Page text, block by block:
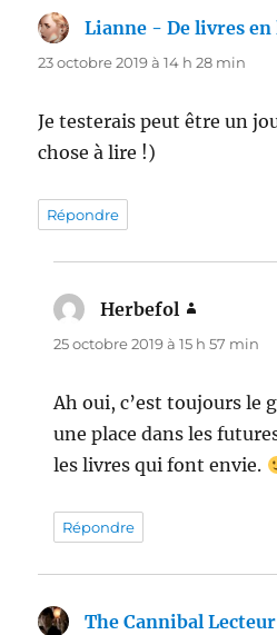
Lianne - De livres
23 octobre 2019 à 14 h 28 min
Je testerais peut être un
chose à lire !)
Répondre
Herbefol
25 octobre 2019 à 15 h 57 min
Ah oui, c’est toujours le
une place dans les
les livres qui font envie.
Répondre
The Cannibal Lecteur